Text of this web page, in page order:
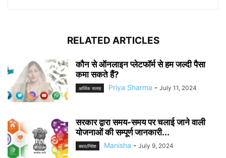
RELATED ARTICLES
कौन से ऑनलाइन प्लेटफॉर्म से हम जल्दी पैसा
कमा सकते हैं?
आर्थिक सलाह Priya Sharma - July 11, 2024
सरकार द्वारा समय-समय पर चलाई जाने वाली
योजनाओं की सम्पूर्ण जानकारी...
बचत/निवेश Manisha - July 9, 2024